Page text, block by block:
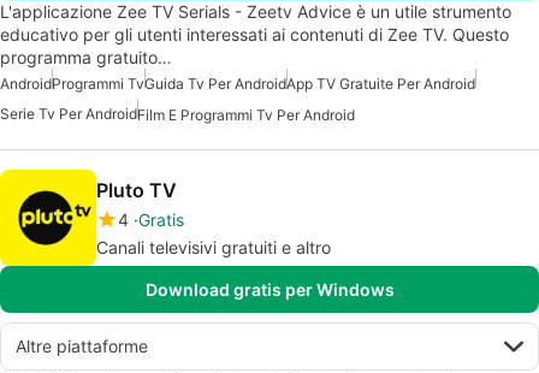
L'applicazione Zee TV Serials - Zeetv Advice è un utile strumento
educativo per gli utenti interessati ai contenuti di Zee TV. Questo
programma gratuito…
AndroidProgrammi TvGuida Tv Per AndroidApp TV Gratuite Per Android
Serie Tv Per AndroidFilm E Programmi Tv Per Android
Pluto TV
4 Gratis
Canali televisivi gratuiti e altro
Download gratis per Windows
Altre piattaforme